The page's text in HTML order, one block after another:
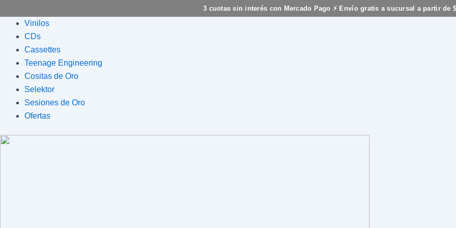
3 cuotas sin interés con Mercado Pago ⚡ Envío gratis a sucursal a partir de
al
contenido
Flyout
Menu
Vinilos
CDs
Cassettes
Teenage Engineering
Cositas de Oro
Selektor
Sesiones de Oro
Ofertas